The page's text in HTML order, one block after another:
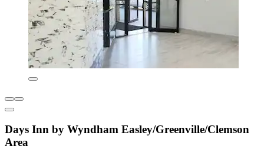
Days Inn by Wyndham Easley/Greenville/Clemson
Area